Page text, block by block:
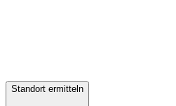
Standort ermitteln